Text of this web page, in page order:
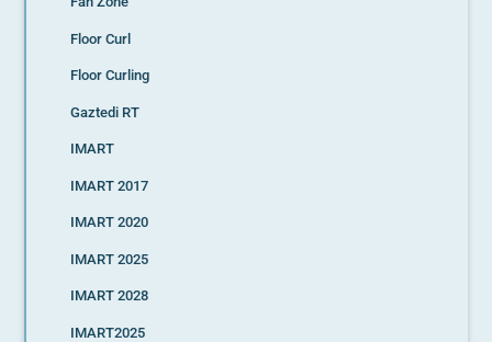
Floor Curl
Floor Curling
Gaztedi RT
IMART
IMART 2017
IMART 2020
IMART 2025
IMART 2028
IMART2025